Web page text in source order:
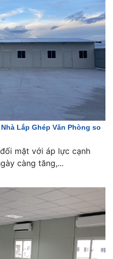
Lắp Ghép Văn Phòng so
mặt với áp lực cạnh
càng tăng,...